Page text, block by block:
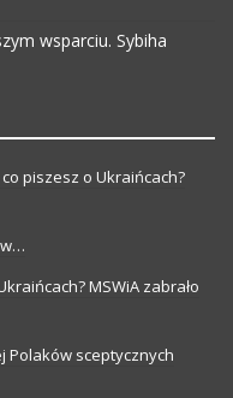
wsparciu. Sybiha
piszesz o Ukraińcach?
MSWiA zabrało
Polaków sceptycznych